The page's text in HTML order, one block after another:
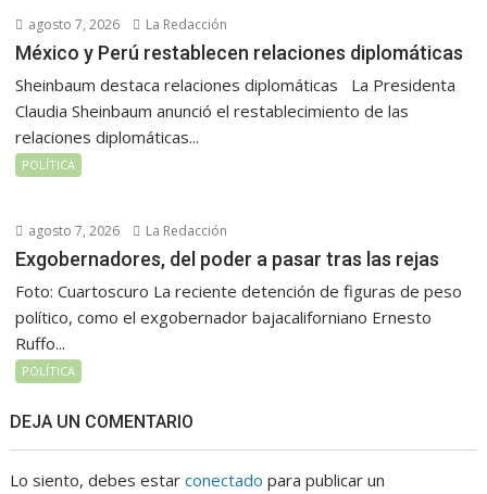
agosto 7, 2026 La Redacción
México y Perú restablecen relaciones diplomáticas
Sheinbaum destaca relaciones diplomáticas La Presidenta
Claudia Sheinbaum anunció el restablecimiento de las
relaciones diplomáticas...
POLÍTICA
agosto 7, 2026 La Redacción
Exgobernadores, del poder a pasar tras las rejas
Foto: Cuartoscuro La reciente detención de figuras de peso
político, como el exgobernador bajacaliforniano Ernesto
Ruffo...
POLÍTICA
DEJA UN COMENTARIO
Lo siento, debes estarconectado para publicar un